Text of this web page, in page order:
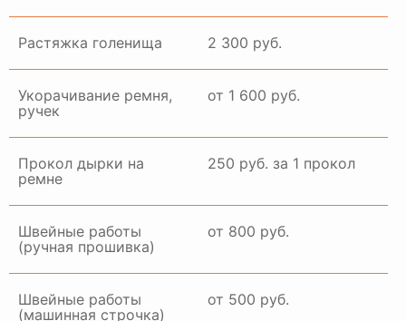
Растяжка голенища 2 300 руб.
Укорачивание ремня,
ручек
от 1 600 руб.
Прокол дырки на
ремне
250 руб. за 1 прокол
Швейные работы
(ручная прошивка)
от 800 руб.
Швейные работы
(машинная строчка)
от 500 руб.